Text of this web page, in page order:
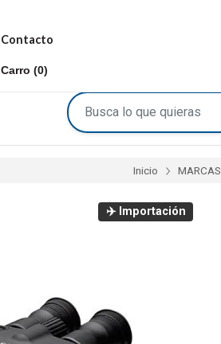
Contacto
Carro (0)
Inicio MARCAS
✈️ Importación